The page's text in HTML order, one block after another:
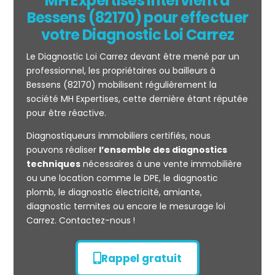
Mesurage
CARREZ
Bessens (82170) pour effectuer
votre Diagnostic Loi Carrez
Le Diagnostic Loi Carrez devant être mené par un
professionnel, les propriétaires ou bailleurs à
Bessens (82170) mobilisent régulièrement la
société MH Expertises, cette dernière étant réputée
pour être réactive.
Diagnostiqueurs immobiliers certifiés, nous
pouvons réaliser l’ensemble des diagnostics
techniquesnécessaires à une vente immobilière
ou une location comme le DPE, le diagnostic
plomb, le diagnostic électricité, amiante,
diagnostic termites ou encore le mesurage loi
Carrez. Contactez-nous !
Rappel gratuit